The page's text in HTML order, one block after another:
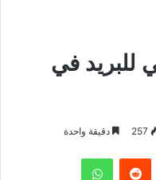
للبريد في
257 دقيقة واحدة
واتساب